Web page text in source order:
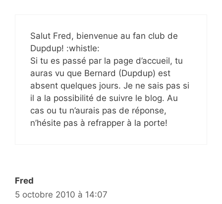
Salut Fred, bienvenue au fan club de
Dupdup! :whistle:
Si tu es passé par la page d’accueil, tu
auras vu que Bernard (Dupdup) est
absent quelques jours. Je ne sais pas si
il a la possibilité de suivre le blog. Au
cas ou tu n’aurais pas de réponse,
n’hésite pas à refrapper à la porte!
Fred
5 octobre 2010 à 14:07